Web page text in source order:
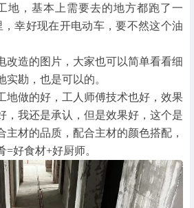
地，基本上需要去的地方都跑了一
，幸好现在开电动车，要不然这个油
改造的图片，大家也可以简单看看细
勘，也是可以的。
地做的好，工人师傅技术也好，效果
，我还是承认，但是效果好，这个是
主材的品质，配合主材的颜色搭配，
=好食材+好厨师。